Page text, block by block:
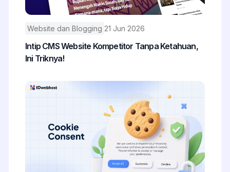
Website dan Blogging 21 Jun 2026
Intip CMS Website Kompetitor Tanpa Ketahuan,
Ini Triknya!